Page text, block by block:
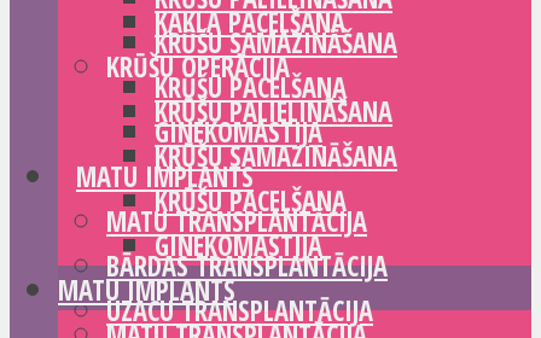
KRŪŠU SAMAZINĀŠANA
KRŪŠU PACELŠANA
GINEKOMASTIJA
MATU IMPLANTS
MATU TRANSPLANTĀCIJA
BĀRDAS TRANSPLANTĀCIJA
UZACU TRANSPLANTĀCIJA
KAKLA PACELŠANA
KRŪŠU OPERĀCIJA
KRŪŠU PALIELINĀŠANA
KRŪŠU SAMAZINĀŠANA
KRŪŠU PACELŠANA
GINEKOMASTIJA
MATU IMPLANTS